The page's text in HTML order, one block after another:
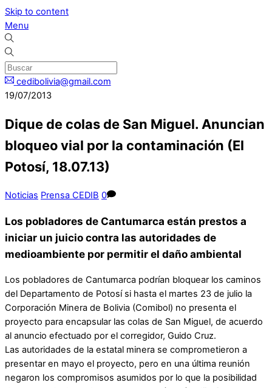
Skip to content
Menu
cedibolivia@gmail.com
19/07/2013
Dique de colas de San Miguel. Anuncian
bloqueo vial por la contaminación (El
Potosí, 18.07.13)
Noticias Prensa CEDIB 0
Los pobladores de Cantumarca están prestos a
iniciar un juicio contra las autoridades de
medioambiente por permitir el daño ambiental
Los pobladores de Cantumarca podrían bloquear los caminos
del Departamento de Potosí si hasta el martes 23 de julio la
Corporación Minera de Bolivia (Comibol) no presenta el
proyecto para encapsular las colas de San Miguel, de acuerdo
al anuncio efectuado por el corregidor, Guido Cruz.
Las autoridades de la estatal minera se comprometieron a
presentar en mayo el proyecto, pero en una última reunión
negaron los compromisos asumidos por lo que la posibilidad